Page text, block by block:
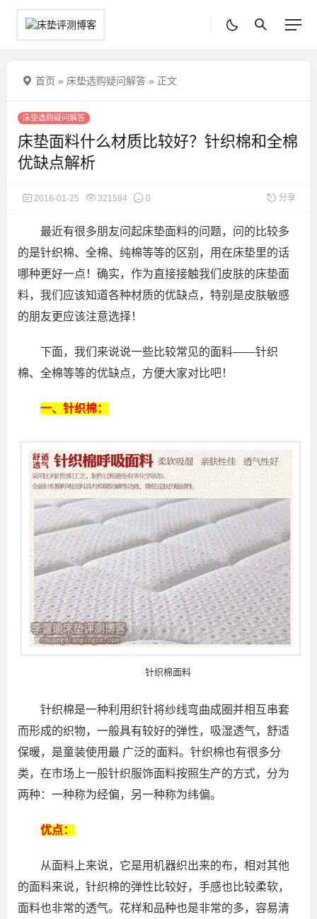
首页 » 床垫选购疑问解答 » 正文
床垫选购疑问解答
床垫面料什么材质比较好？针织棉和全棉
优缺点解析
2016-01-25 321584 0 分享
最近有很多朋友问起床垫面料的问题，问的比较多
的是针织棉、全棉、纯棉等等的区别，用在床垫里的话
哪种更好一点！确实，作为直接接触我们皮肤的床垫面
料，我们应该知道各种材质的优缺点，特别是皮肤敏感
的朋友更应该注意选择！
下面，我们来说说一些比较常见的面料——针织
棉、全棉等等的优缺点，方便大家对比吧！
一、针织棉：
针织棉面料
针织棉是一种利用织针将纱线弯曲成圈并相互串套
而形成的织物，一般具有较好的弹性，吸湿透气，舒适
保暖，是童装使用最 广泛的面料。针织棉也有很多分
类，在市场上一般针织服饰面料按照生产的方式，分为
两种：一种称为经偏，另一种称为纬偏。
优点：
从面料上来说，它是用机器织出来的布，相对其他
的面料来说，针织棉的弹性比较好，手感也比较柔软，
面料也非常的透气。花样和品种也是非常的多，容易清